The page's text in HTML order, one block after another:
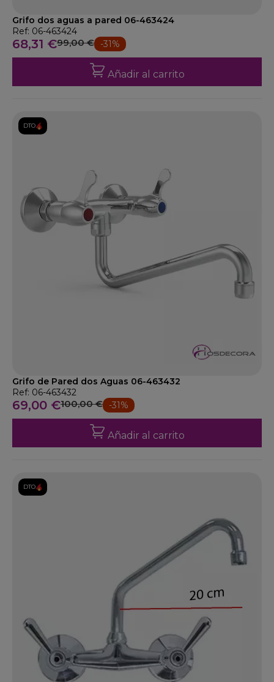
Grifo dos aguas a pared 06-463424
Ref: 06-463424
68,31 €99,00 € -31%
Añadir al carrito
DTO.
Grifo de Pared dos Aguas 06-463432
Ref: 06-463432
69,00 €100,00 € -31%
Añadir al carrito
DTO.